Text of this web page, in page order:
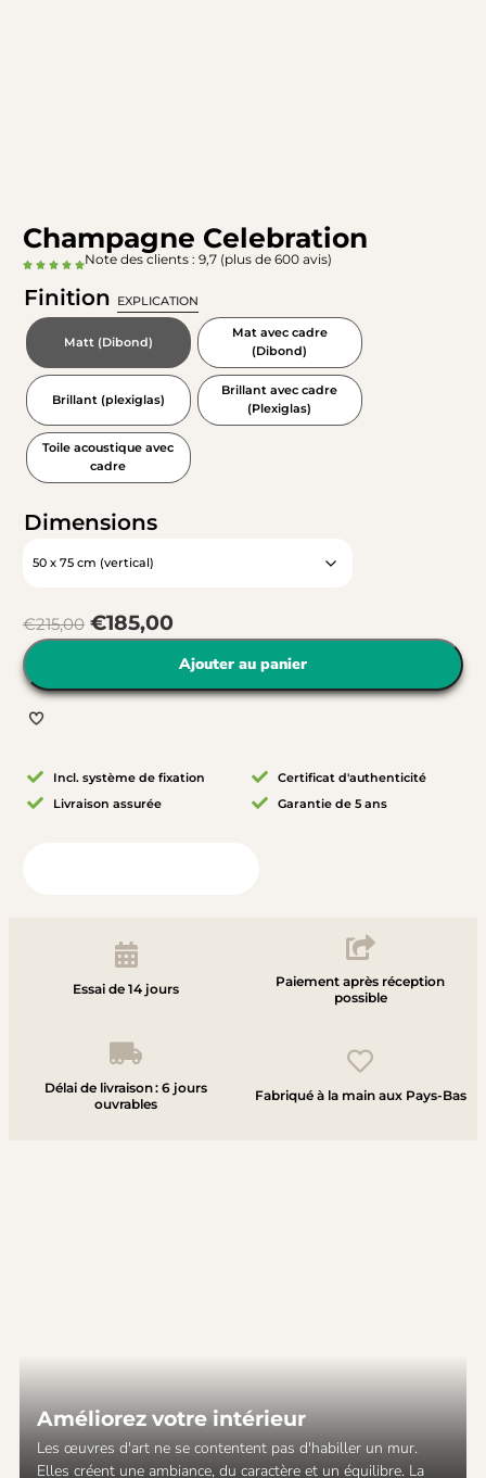
Champagne Celebration
Note des clients : 9,7 (plus de 600 avis)
Finition EXPLICATION
Matt (Dibond)
Mat avec cadre
(Dibond)
Brillant (plexiglas)
Brillant avec cadre
(Plexiglas)
Toile acoustique avec
cadre
Dimensions
€215,00 €185,00
Ajouter au panier
Incl. système de fixation
Livraison assurée
Certificat d'authenticité
Garantie de 5 ans
Essai de 14 jours
Paiement après réception
possible
Délai de livraison : 6 jours
ouvrables
Fabriqué à la main aux Pays-Bas
Améliorez votre intérieur
Les œuvres d'art ne se contentent pas d'habiller un mur.
Elles créent une ambiance, du caractère et un équilibre. La